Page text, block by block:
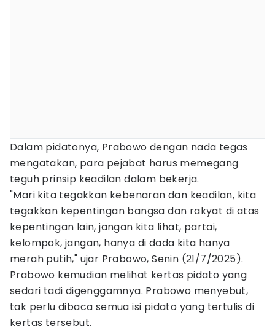
Dalam pidatonya, Prabowo dengan nada tegas
mengatakan, para pejabat harus memegang
teguh prinsip keadilan dalam bekerja.
"Mari kita tegakkan kebenaran dan keadilan, kita
tegakkan kepentingan bangsa dan rakyat di atas
kepentingan lain, jangan kita lihat, partai,
kelompok, jangan, hanya di dada kita hanya
merah putih," ujar Prabowo, Senin (21/7/2025).
Prabowo kemudian melihat kertas pidato yang
sedari tadi digenggamnya. Prabowo menyebut,
tak perlu dibaca semua isi pidato yang tertulis di
kertas tersebut.